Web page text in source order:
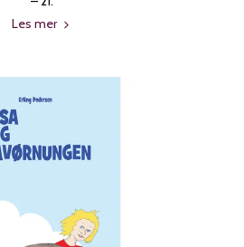
Les mer